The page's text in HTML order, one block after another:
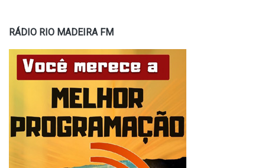
RÁDIO RIO MADEIRA FM